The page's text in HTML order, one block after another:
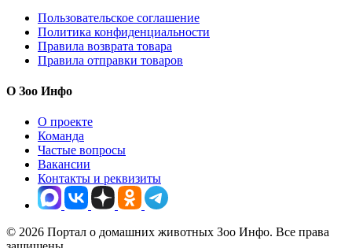
Пользовательское соглашение
Политика конфиденциальности
Правила возврата товара
Правила отправки товаров
О Зоо Инфо
О проекте
Команда
Частые вопросы
Вакансии
Контакты и реквизиты
© 2026 Портал о домашних животных Зоо Инфо. Все права